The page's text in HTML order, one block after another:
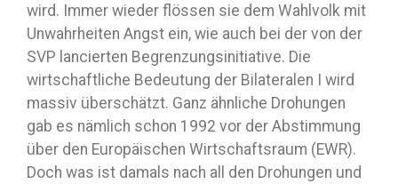
wird. Immer wieder flössen sie dem Wahlvolk mit
Unwahrheiten Angst ein, wie auch bei der von der
SVP lancierten Begrenzungsinitiative. Die
wirtschaftliche Bedeutung der Bilateralen I wird
massiv überschätzt. Ganz ähnliche Drohungen
gab es nämlich schon 1992 vor der Abstimmung
über den Europäischen Wirtschaftsraum (EWR).
Doch was ist damals nach all den Drohungen und